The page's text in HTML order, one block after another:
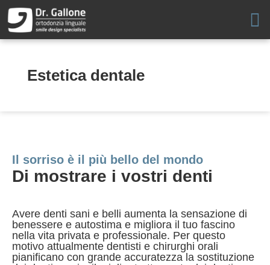
contenuto
Estetica dentale
Il sorriso è il più bello del mondo
Di mostrare i vostri denti
Avere denti sani e belli aumenta la sensazione di
benessere e autostima e migliora il tuo fascino
nella vita privata e professionale. Per questo
motivo attualmente dentisti e chirurghi orali
pianificano con grande accuratezza la sostituzione